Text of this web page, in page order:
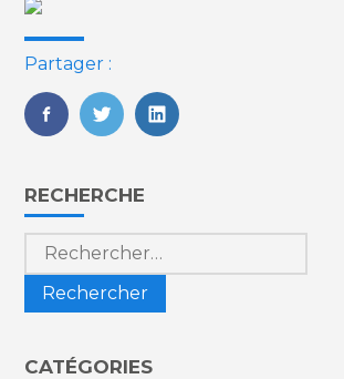
Partager :
FaceBook
TwitterLinkedIn
Blog
sidebar
RECHERCHE
Rechercher :
CATÉGORIES